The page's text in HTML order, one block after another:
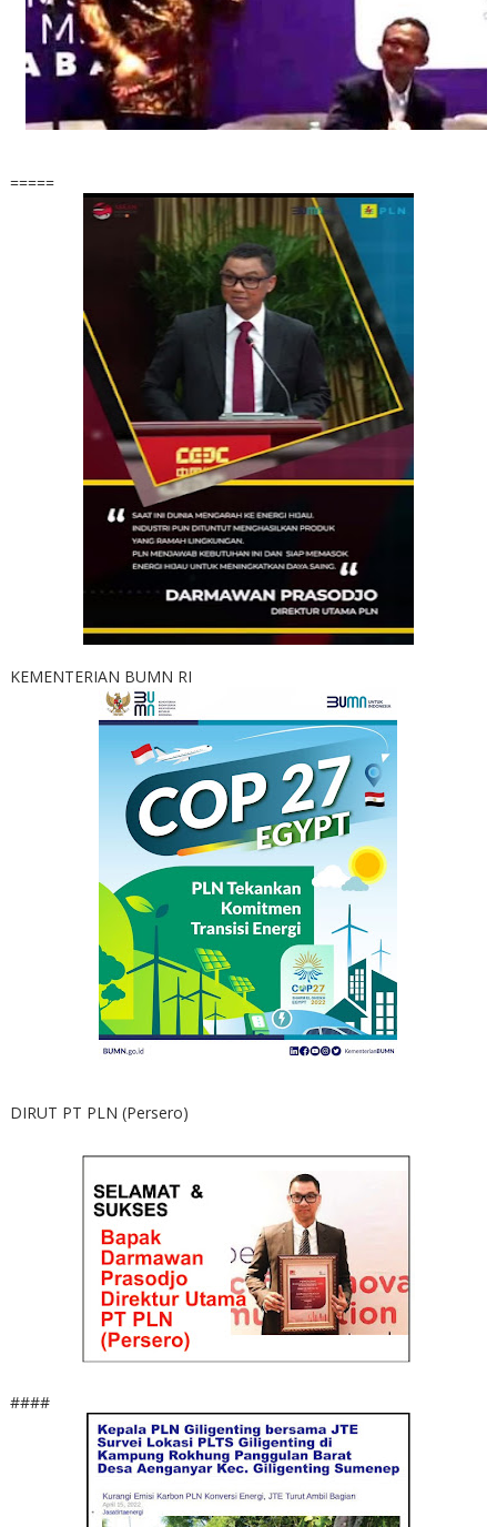
=====
KEMENTERIAN BUMN RI
DIRUT PT PLN (Persero)
####